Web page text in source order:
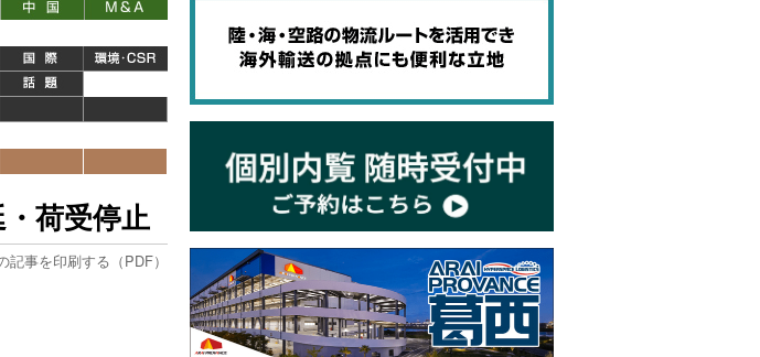
荷受停止
記事を印刷する（PDF）